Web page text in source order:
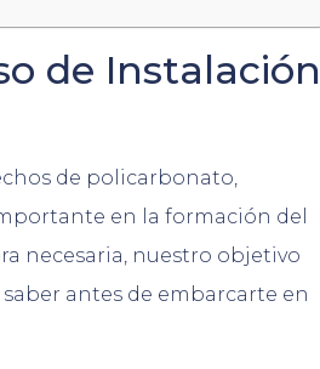
de Instalación
de policarbonato,
en la formación del
necesaria, nuestro objetivo
antes de embarcarte en